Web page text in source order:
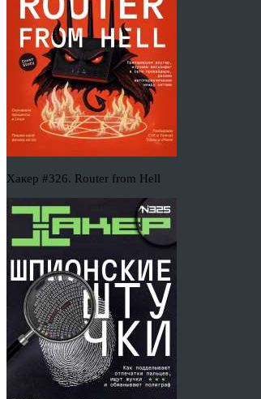
Хакер #326. Router from Hell